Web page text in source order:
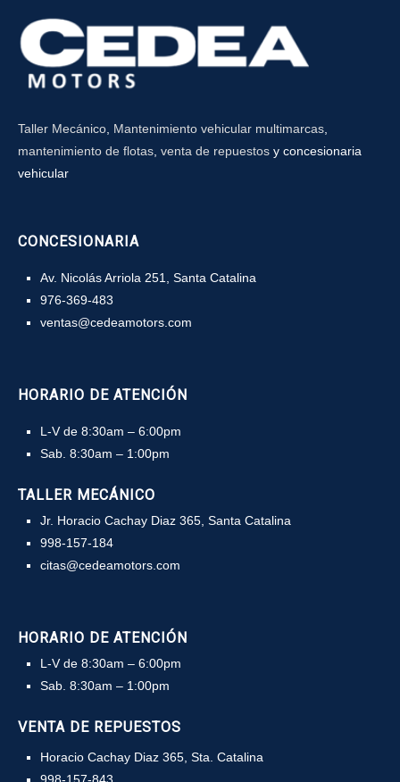
Taller Mecánico Mantenimiento vehicular multimarcas
mantenimiento de flotas venta de repuestos y concesionaria
vehicular
CONCESIONARIA
Av. Nicolás Arriola 251, Santa Catalina
976-369-483
ventas@cedeamotors.com
HORARIO DE ATENCIÓN
L-V de 8:30am – 6:00pm
Sab. 8:30am – 1:00pm
TALLER MECÁNICO
Jr. Horacio Cachay Diaz 365, Santa Catalina
998-157-184
citas@cedeamotors.com
HORARIO DE ATENCIÓN
L-V de 8:30am – 6:00pm
Sab. 8:30am – 1:00pm
VENTA DE REPUESTOS
Horacio Cachay Diaz 365, Sta. Catalina
998-157-843